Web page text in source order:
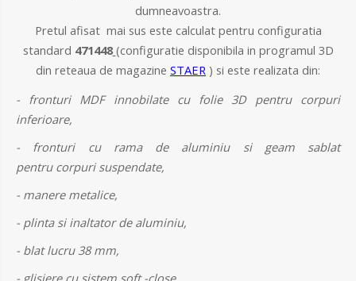
dumneavoastra.
Pretul afisat mai sus este calculat pentru configuratia
standard 471448 (configuratie disponibila in programul 3D
din reteaua de magazine STAER ) si este realizata din:
- fronturi MDF innobilate cu folie 3D pentru corpuri
inferioare,
- fronturi cu rama de aluminiu si geam sablat
pentru corpuri suspendate,
- manere metalice,
- plinta si inaltator de aluminiu,
- blat lucru 38 mm,